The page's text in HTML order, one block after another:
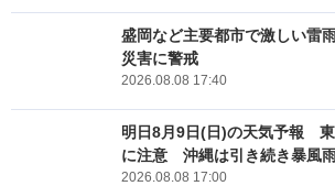
盛岡など主要都市で激しい雷
災害に警戒
2026.08.08 17:40
明日8月9日(日)の天気予報
に注意 沖縄は引き続き暴風
2026.08.08 17:00